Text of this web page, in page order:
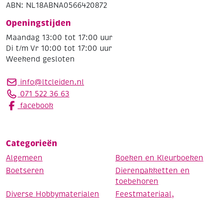
ABN: NL18ABNA0566420872
Openingstijden
Maandag 13:00 tot 17:00 uur
Di t/m Vr 10:00 tot 17:00 uur
Weekend gesloten
info@ltcleiden.nl
071 522 36 63
facebook
Categorieën
Algemeen
Boeken en Kleurboeken
Boetseren
Dierenpakketten en
toebehoren
Diverse Hobbymaterialen
Feestmateriaal,